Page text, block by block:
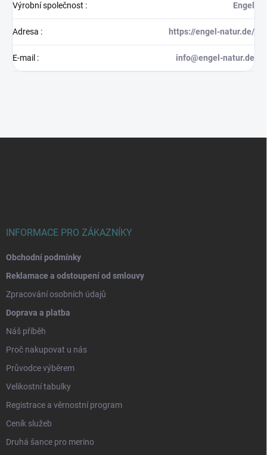
Výrobní společnost : Engel
Adresa : https://engel-natur.de/
E-mail : info@engel-natur.de
INFORMACE PRO ZÁKAZNÍKY
Obchodní podmínky
Reklamace a odstoupení od smlouvy
Zpracování osobních údajů
Doprava a platba
Náš příběh
Proč nakupovat u nás
Průvodce výběrem
Velikostní tabulky
Registrace a věrnostní program
Ceník služeb
Druhá šance pro merino